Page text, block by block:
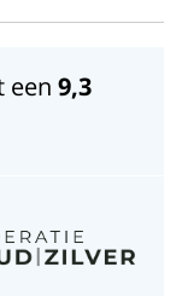
een 9,3